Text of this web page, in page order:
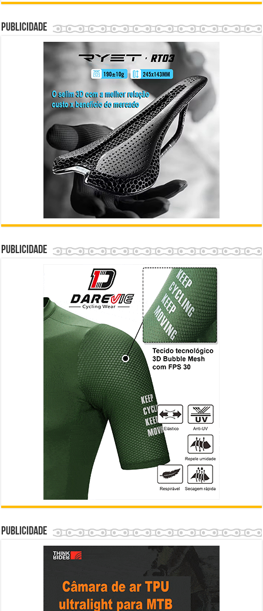
Publicidade
Publicidade
Publicidade